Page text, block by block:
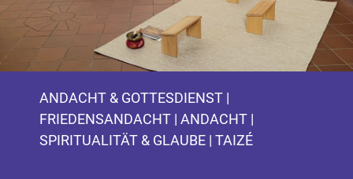
ANDACHT & GOTTESDIENST |
FRIEDENSANDACHT | ANDACHT |
SPIRITUALITÄT & GLAUBE | TAIZÉ